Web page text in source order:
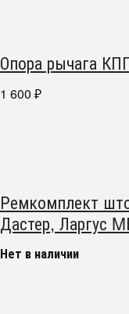
Опора рычага
1 600 ₽
Ремкомплект
Дастер, Ларгус
Нет в наличии